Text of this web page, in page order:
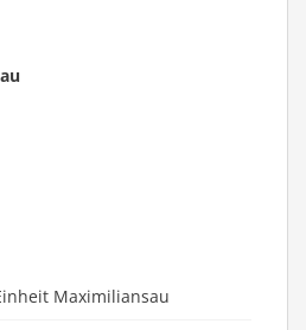
Maximiliansau